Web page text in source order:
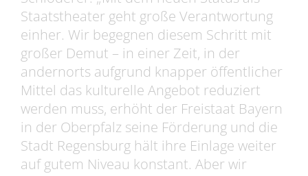
Staatstheater geht große Verantwortung
einher. Wir begegnen diesem Schritt mit
großer Demut – in einer Zeit, in der
andernorts aufgrund knapper öffentlicher
Mittel das kulturelle Angebot reduziert
werden muss, erhöht der Freistaat Bayern
in der Oberpfalz seine Förderung und die
Stadt Regensburg hält ihre Einlage weiter
auf gutem Niveau konstant. Aber wir